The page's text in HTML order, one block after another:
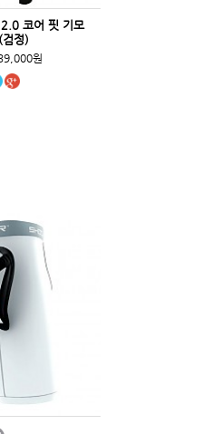
코어 핏 기모
검정)
원